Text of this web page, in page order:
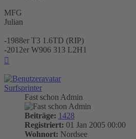
MFG
Julian
-1988er T3 1.6TD (RIP)
-2012er W906 313 L2H1
Surfsprinter
Fast schon Admin
Beiträge: 1428
Registriert: 01 Jan 2005 00:00
Wohnort: Nordsee